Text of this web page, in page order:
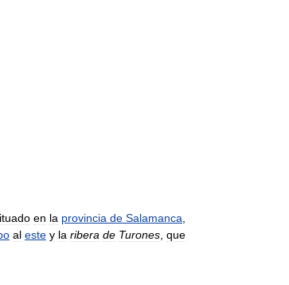
en la provincia de Salamanca
al este y la ribera de Turones que